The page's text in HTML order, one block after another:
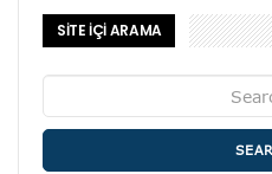
SİTE İÇİ ARAMA